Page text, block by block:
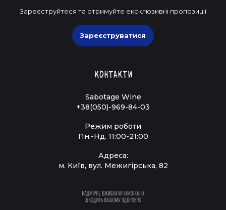
Зареєструйтеся та отримуйте ексклюзивні пропозиції
Зареєструватися
Контакти
Sabotage Wine
+38(050)-969-84-03
Режим роботи
Пн.-Нд. 11:00-21:00
Адреса:
м. Київ, вул. Межигірська, 82